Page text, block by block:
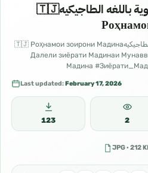
دليل زيارة المدينة النبوية باللغه الطاجيكيه🇹🇯
دليل زيارة المدينة النبوية باللغه الطاجيكيه🇹🇯 Роҳнамои зоирони Мадина
Далели зиёрати Мадинаи
Мадина
Last updated:February 17, 2026
123 2
JPG · 212